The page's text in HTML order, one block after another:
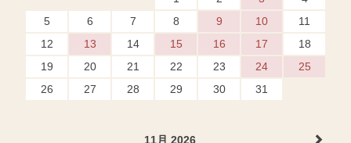
5
6 7 8 9 10
11
12
13 14 15 16 17
18
19
20 21 22 23 24
25
26
27 28 29 30 31
11月 2026